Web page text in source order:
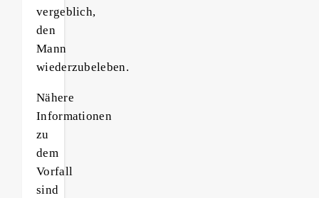
vergeblich,
den
Mann
wiederzubeleben.
Nähere
Informationen
zu
dem
Vorfall
sind